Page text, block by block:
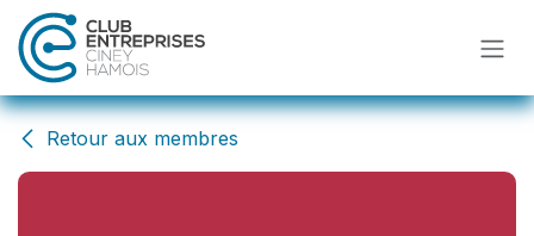
Se rendre au contenu
Retour aux membres